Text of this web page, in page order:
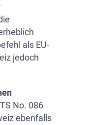
als EU-
jedoch
No. 086
ebenfalls